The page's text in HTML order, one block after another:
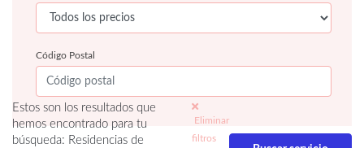
Código Postal
Estos son los resultados que
hemos encontrado para tu
búsqueda: Residencias de
Eliminar
filtros